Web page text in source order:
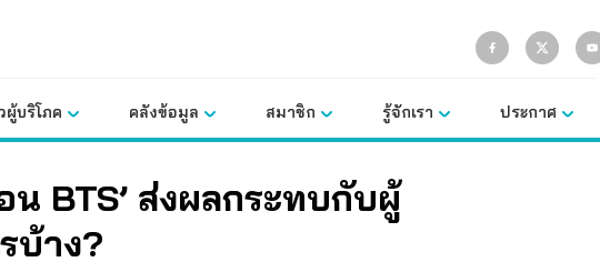
ผู้บริโภค คลังข้อมูล สมาชิก รู้จักเรา ประกาศ
น BTS’ ส่งผลกระทบกับผู้
บ้าง?